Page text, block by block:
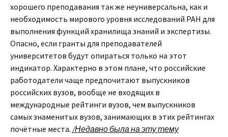
хорошего преподавания так же неуниверсальна, как и
необходимость мирового уровня исследований РАН для
выполнения функций хранилища знаний и экспертизы.
Опасно, если гранты для преподавателей
университетов будут опираться только на этот
индикатор. Характерно в этом плане, что российские
работодатели чаще предпочитают выпускников
российских вузов, вообще не входящих в
международные рейтинги вузов, чем выпускников
самых знаменитых вузов, занимающих в этих рейтингах
почётные места. /Недавно была на эту тему